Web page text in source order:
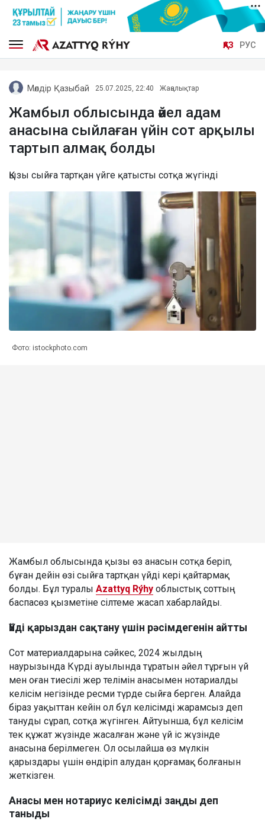
ҚАЗ РУС
Мөлдір Қазыбай 25.07.2025, 22:40 Жаңалықтар
Жамбыл облысында әйел адам
анасына сыйлаған үйін сот арқылы
тартып алмақ болды
Қызы сыйға тартқан үйге қатысты сотқа жүгінді
Фото: istockphoto.com
Жамбыл облысында қызы өз анасын сотқа беріп,
бұған дейін өзі сыйға тартқан үйді кері қайтармақ
болды. Бұл туралы Azattyq Rýhy облыстық соттың
баспасөз қызметіне сілтеме жасап хабарлайды.
Үйді қарыздан сақтану үшін рәсімдегенін айтты
Сот материалдарына сәйкес, 2024 жылдың
наурызында Күрді ауылында тұратын әйел тұрғын үй
мен оған тиесілі жер телімін анасымен нотариалды
келісім негізінде ресми түрде сыйға берген. Алайда
біраз уақыттан кейін ол бұл келісімді жарамсыз деп
тануды сұрап, сотқа жүгінген. Айтуынша, бұл келісім
тек құжат жүзінде жасалған және үй іс жүзінде
анасына берілмеген. Ол осылайша өз мүлкін
қарыздары үшін өндіріп алудан қорғамақ болғанын
жеткізген.
Анасы мен нотариус келісімді заңды деп
таныды